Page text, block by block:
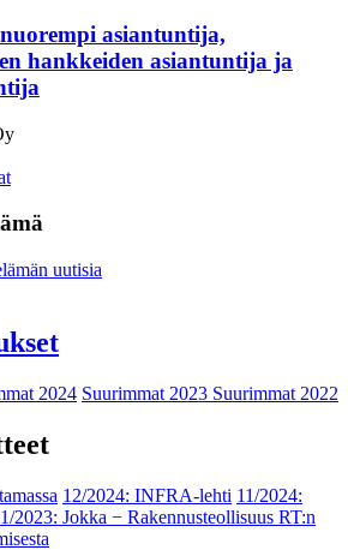
asiantuntija,
hankkeiden asiantuntija ja
uutisia
2024 Suurimmat 2023 Suurimmat 2022
12/2024: INFRA-lehti 11/2024:
2023: Jokka − Rakennusteollisuus RT:n